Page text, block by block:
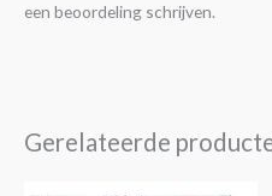
een beoordeling schrijven.
Gerelateerde